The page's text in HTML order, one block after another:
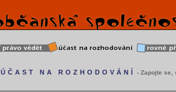
ÚČAST NA ROZHODOVÁNÍ - Zapojte se,